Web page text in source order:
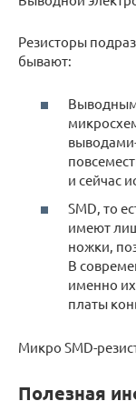
Резисторы
бывают:
и сейчас
SMD, то
имеют
ножки,
В
именно
платы
Микро SMD-
Полезная